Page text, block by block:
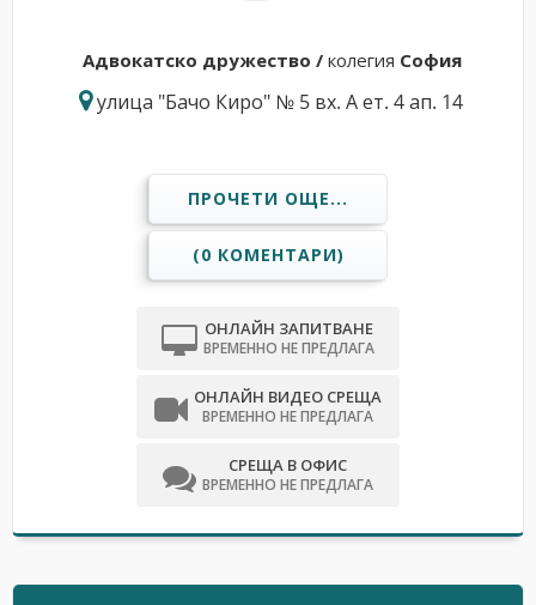
Адвокатскo дружествo / колегия София
улица "Бачо Киро" № 5 вх. А ет. 4 ап. 14
ПРОЧЕТИ ОЩЕ...
(0 КОМЕНТАРИ)
ОНЛАЙН ЗАПИТВАНЕ
ВРЕМЕННО НЕ ПРЕДЛАГА
ОНЛАЙН ВИДЕО СРЕЩА
ВРЕМЕННО НЕ ПРЕДЛАГА
СРЕЩА В ОФИС
ВРЕМЕННО НЕ ПРЕДЛАГА